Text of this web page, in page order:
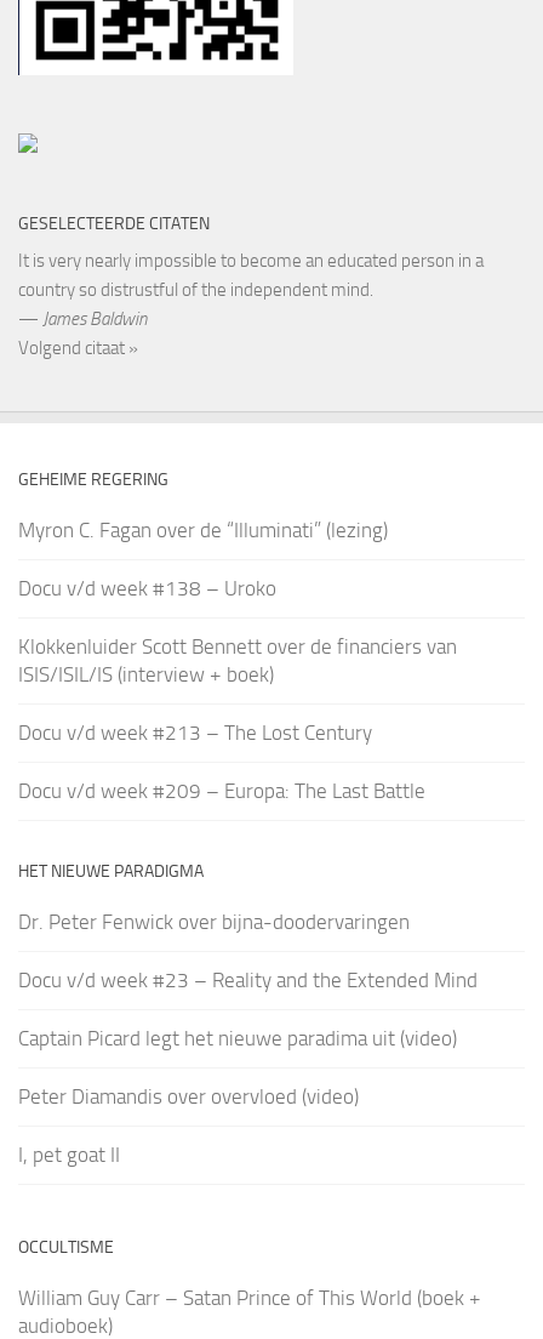
GESELECTEERDE CITATEN
It is very nearly impossible to become an educated person in a
country so distrustful of the independent mind.
— James Baldwin
Volgend citaat »
GEHEIME REGERING
Myron C. Fagan over de “Illuminati” (lezing)
Docu v/d week #138 – Uroko
Klokkenluider Scott Bennett over de financiers van
ISIS/ISIL/IS (interview + boek)
Docu v/d week #213 – The Lost Century
Docu v/d week #209 – Europa: The Last Battle
HET NIEUWE PARADIGMA
Dr. Peter Fenwick over bijna-doodervaringen
Docu v/d week #23 – Reality and the Extended Mind
Captain Picard legt het nieuwe paradima uit (video)
Peter Diamandis over overvloed (video)
I, pet goat II
OCCULTISME
William Guy Carr – Satan Prince of This World (boek +
audioboek)